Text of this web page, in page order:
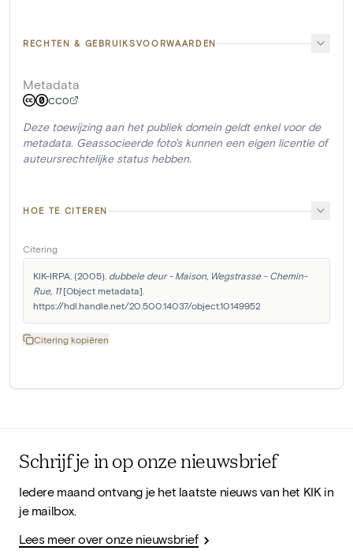
RECHTEN & GEBRUIKSVOORWAARDEN
Metadata
CC0
Deze toewijzing aan het publiek domein geldt enkel voor de
metadata. Geassocieerde foto's kunnen een eigen licentie of
auteursrechtelijke status hebben.
HOE TE CITEREN
Citering
KIK-IRPA. (2005). dubbele deur - Maison, Wegstrasse - Chemin-
Rue, 11 [Object metadata].
https://hdl.handle.net/20.500.14037/object.10149952
Citering kopiëren
Schrijf je in op onze nieuwsbrief
Iedere maand ontvang je het laatste nieuws van het KIK in
je mailbox.
Lees meer over onze nieuwsbrief